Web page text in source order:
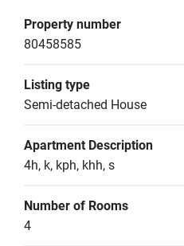
Property number
80458585
Listing type
Semi-detached House
Apartment Description
4h, k, kph, khh, s
Number of Rooms
4